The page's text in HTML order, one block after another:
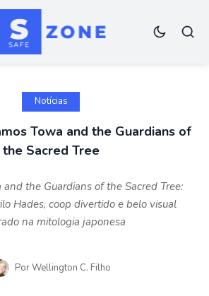
Notícias
Towa and the Guardians of
the Sacred Tree
the Guardians of the Sacred Tree:
Hades, coop divertido e belo visual
na mitologia japonesa
PorWellington C. Filho